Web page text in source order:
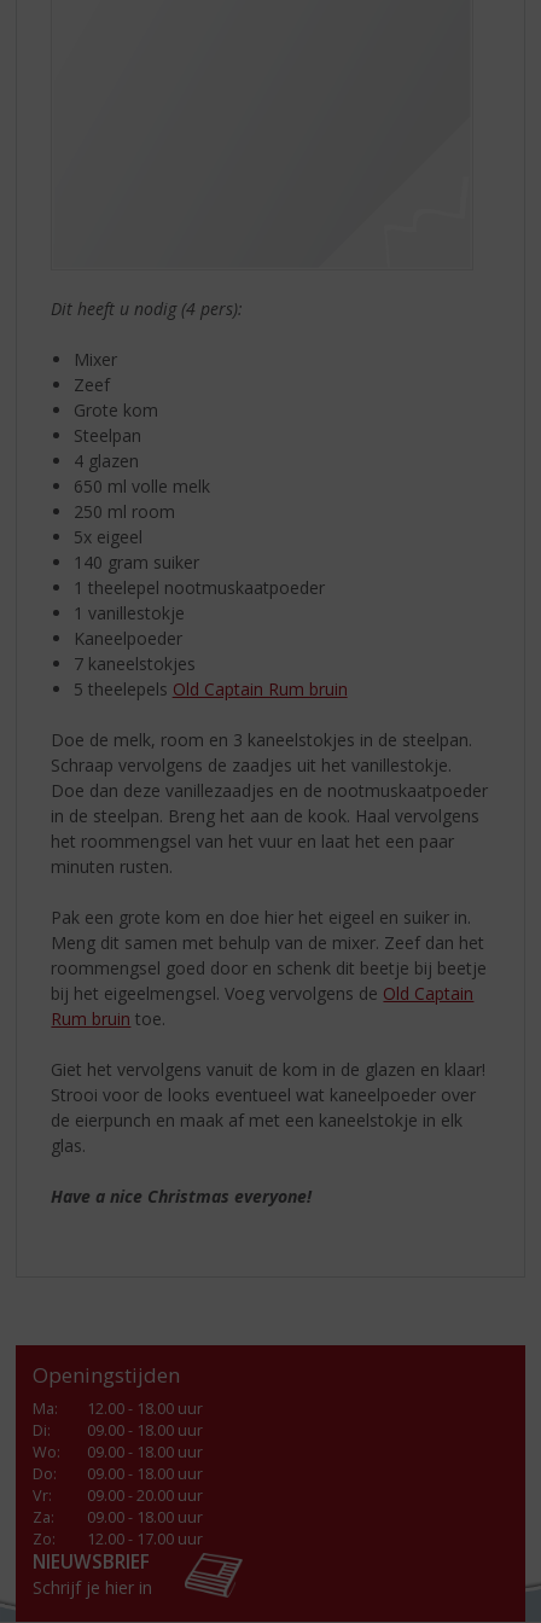
Dit heeft u nodig (4 pers):
Mixer
Zeef
Grote kom
Steelpan
4 glazen
650 ml volle melk
250 ml room
5x eigeel
140 gram suiker
1 theelepel nootmuskaatpoeder
1 vanillestokje
Kaneelpoeder
7 kaneelstokjes
5 theelepels Old Captain Rum bruin
Doe de melk, room en 3 kaneelstokjes in de steelpan.
Schraap vervolgens de zaadjes uit het vanillestokje.
Doe dan deze vanillezaadjes en de nootmuskaatpoeder
in de steelpan. Breng het aan de kook. Haal vervolgens
het roommengsel van het vuur en laat het een paar
minuten rusten.
Pak een grote kom en doe hier het eigeel en suiker in.
Meng dit samen met behulp van de mixer. Zeef dan het
roommengsel goed door en schenk dit beetje bij beetje
bij het eigeelmengsel. Voeg vervolgens de Old Captain
Rum bruin toe.
Giet het vervolgens vanuit de kom in de glazen en klaar!
Strooi voor de looks eventueel wat kaneelpoeder over
de eierpunch en maak af met een kaneelstokje in elk
glas.
Have a nice Christmas everyone!
Openingstijden
Ma:
12.00 - 18.00 uur
Di:
09.00 - 18.00 uur
Wo:
09.00 - 18.00 uur
Do:
09.00 - 18.00 uur
Vr:
09.00 - 20.00 uur
Za:
09.00 - 18.00 uur
Zo:
12.00 - 17.00 uur
NIEUWSBRIEF
Schrijf je hier in